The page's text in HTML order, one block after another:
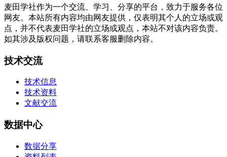
麦田学社作为一个交流、学习、分享的平台，致力于服务各位
网友。本站所有内容均由网友提供，仅表明其个人的立场或观
点，并不代表麦田学社的立场或观点，本站不对该内容负责。
如其涉及版权问题，请联系客服删除内容。
技术交流
技术信息
技术资料
文献交流
数据中心
数据分享